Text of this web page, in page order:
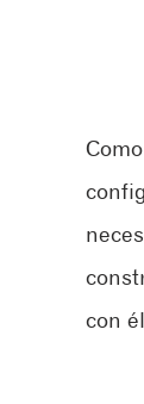
con